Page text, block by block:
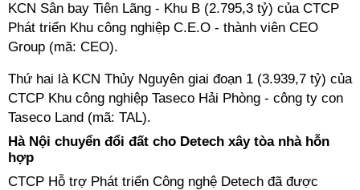
KCN Sân bay Tiên Lãng - Khu B (2.795,3 tỷ) của CTCP
Phát triển Khu công nghiệp C.E.O - thành viên CEO
Group (mã: CEO).
Thứ hai là KCN Thủy Nguyên giai đoạn 1 (3.939,7 tỷ) của
CTCP Khu công nghiệp Taseco Hải Phòng - công ty con
Taseco Land (mã: TAL).
Hà Nội chuyển đổi đất cho Detech xây tòa nhà hỗn
hợp
CTCP Hỗ trợ Phát triển Công nghệ Detech đã được